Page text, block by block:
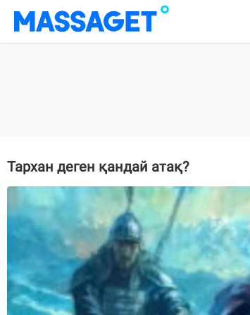
Тархан деген қандай атақ?